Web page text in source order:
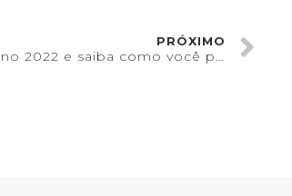
PRÓXIMO
Conheça a Cor do Ano 2022 e saiba como você pode usá-la em sua casa